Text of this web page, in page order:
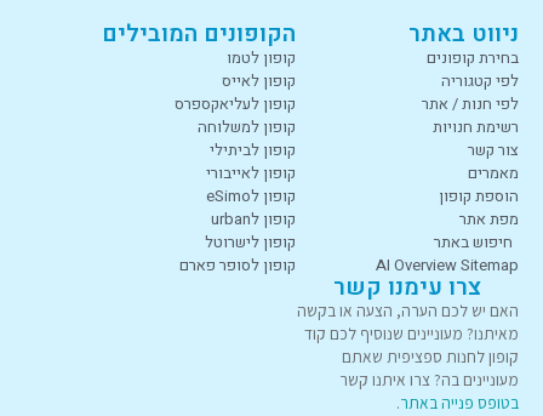
ניווט באתר
בחירת קופונים
לפי קטגוריה
לפי חנות / אתר
רשימת חנויות
צור קשר
מאמרים
הוספת קופון
מפת אתר
חיפוש באתר
AI Overview Sitemap
הקופונים המובילים
קופון לטמו
קופון לאייס
קופון לעליאקספרס
קופון למשלוחה
קופון לביתילי
קופון לאייבורי
קופון לeSimo
קופון לurban
קופון לישרוטל
קופון לסופר פארם
צרו עימנו קשר
האם יש לכם הערה, הצעה או בקשה
מאיתנו? מעוניינים שנוסיף לכם קוד
קופון לחנות ספציפית שאתם
מעוניינים בה? צרו איתנו קשר
בטופס פנייה באתר.